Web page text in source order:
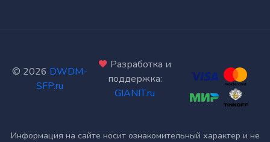
© 2026 DWDM-
SFP.ru
Разработка и
поддержка:
GIANIT.ru
Информация на сайте носит ознакомительный характер и не